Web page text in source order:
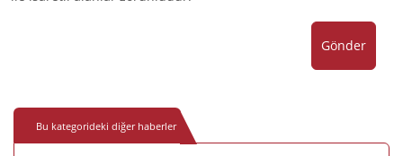
Gönder
Bu kategorideki diğer haberler